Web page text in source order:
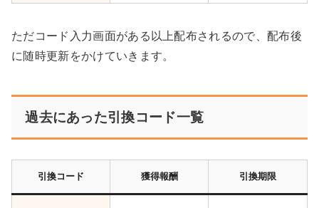
ただコード入力画面がある以上配布されるので、配布後
に随時更新をかけていきます。
過去にあった引換コード一覧
引換コード 獲得報酬 引換期限